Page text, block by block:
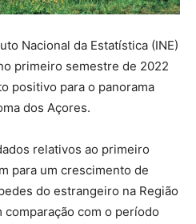
Nacional da Estatística (INE)
primeiro semestre de 2022
positivo para o panorama
dos Açores.
relativos ao primeiro
para um crescimento de
do estrangeiro na Região
com o período